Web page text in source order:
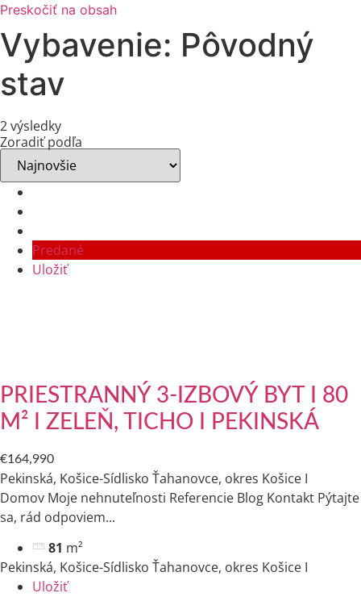
Preskočiť na obsah
Vybavenie: Pôvodný
stav
2 výsledky
Zoradiť podľa
Predané
Uložiť
PRIESTRANNÝ 3-IZBOVÝ BYT I 80
M² I ZELEŇ, TICHO I PEKINSKÁ
€164,990
Pekinská, Košice-Sídlisko Ťahanovce, okres Košice I
Domov Moje nehnuteľnosti Referencie Blog Kontakt Pýtajte
sa, rád odpoviem​...
81 m²
Pekinská, Košice-Sídlisko Ťahanovce, okres Košice I
Uložiť